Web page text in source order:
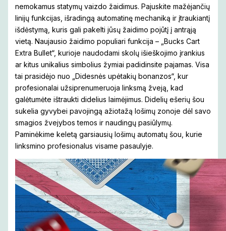
nemokamus statymų vaizdo žaidimus. Pajuskite mažėjančių
linijų funkcijas, išradingą automatinę mechaniką ir įtraukiantį
išdėstymą, kuris gali pakelti jūsų žaidimo pojūtį į antrąją
vietą. Naujausio žaidimo populiari funkcija – „Bucks Cart
Extra Bullet“, kurioje naudodami skolų išieškojimo įrankius
ar kitus unikalius simbolius žymiai padidinsite pajamas. Visa
tai prasidėjo nuo „Didesnės upėtakių bonanzos“, kur
profesionalai užsiprenumeruoja linksmą žveją, kad
galėtumėte ištraukti didelius laimėjimus. Didelių ešerių šou
sukelia gyvybei pavojingą ažiotažą lošimų zonoje dėl savo
smagios žvejybos temos ir naudingų pasiūlymų.
Paminėkime keletą garsiausių lošimų automatų šou, kurie
linksmino profesionalus visame pasaulyje.